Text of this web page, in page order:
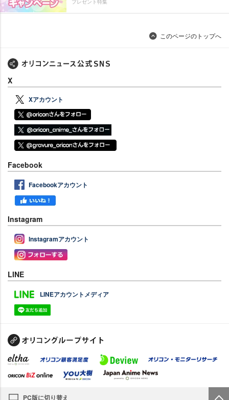
プレゼント特集
このページのトップへ
X
Xアカウント
Facebook
Facebookアカウント
Instagram
Instagramアカウント
LINE
LINEアカウントメディア
PC版に切り替え